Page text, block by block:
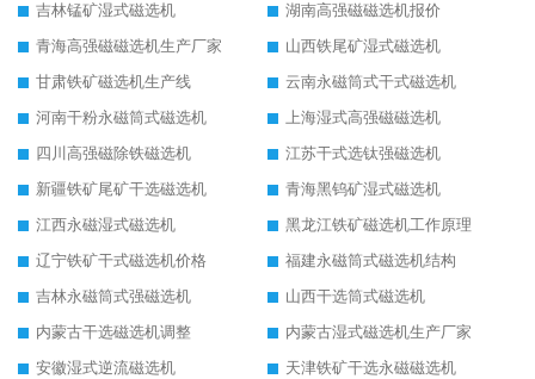
吉林锰矿湿式磁选机
湖南高强磁磁选机报价
青海高强磁磁选机生产厂家
山西铁尾矿湿式磁选机
甘肃铁矿磁选机生产线
云南永磁筒式干式磁选机
河南干粉永磁筒式磁选机
上海湿式高强磁磁选机
四川高强磁除铁磁选机
江苏干式选钛强磁选机
新疆铁矿尾矿干选磁选机
青海黑钨矿湿式磁选机
江西永磁湿式磁选机
黑龙江铁矿磁选机工作原理
辽宁铁矿干式磁选机价格
福建永磁筒式磁选机结构
吉林永磁筒式强磁选机
山西干选筒式磁选机
内蒙古干选磁选机调整
内蒙古湿式磁选机生产厂家
安徽湿式逆流磁选机
天津铁矿干选永磁磁选机